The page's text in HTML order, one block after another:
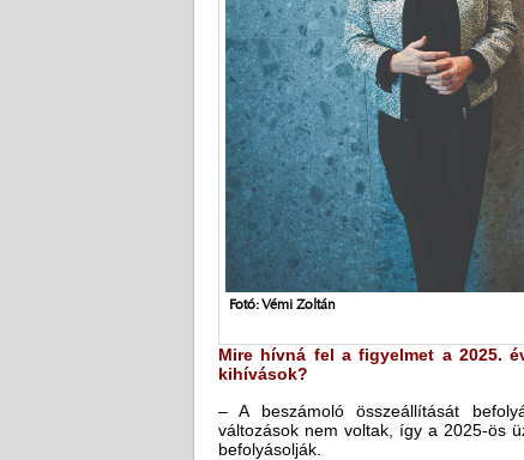
Fotó: Vémi Zoltán
Mire hívná fel a figyelmet a 2025.
kihívások?
– A beszámoló összeállítását
változások nem voltak, így a 2025-ös
befolyásolják.